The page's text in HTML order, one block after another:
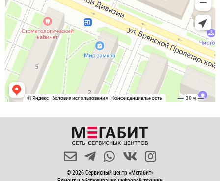
© 2026 Сервисный центр «Мегабит»